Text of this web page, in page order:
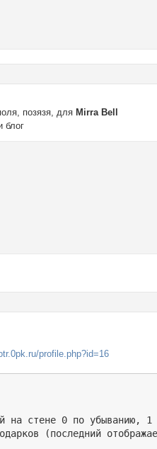
позязя, для Mirra Bell
блог
profile.php?id=16
стене 0 по убыванию, 1
(последний